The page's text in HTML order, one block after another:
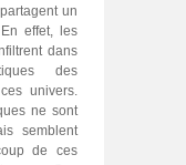
un
effet, les
dans
des
univers.
ne sont
semblent
de ces